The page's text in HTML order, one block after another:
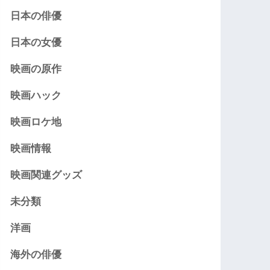
日本の俳優
日本の女優
映画の原作
映画ハック
映画ロケ地
映画情報
映画関連グッズ
未分類
洋画
海外の俳優